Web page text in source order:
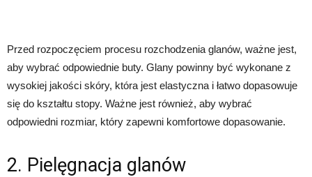
Przed rozpoczęciem procesu rozchodzenia glanów, ważne jest,
aby wybrać odpowiednie buty. Glany powinny być wykonane z
wysokiej jakości skóry, która jest elastyczna i łatwo dopasowuje
się do kształtu stopy. Ważne jest również, aby wybrać
odpowiedni rozmiar, który zapewni komfortowe dopasowanie.
2. Pielęgnacja glanów